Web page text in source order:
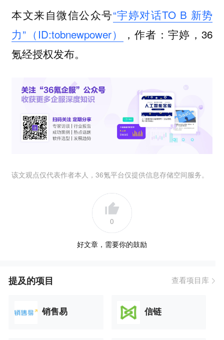
本文来自微信公众号“宇婷对话TO B 新势
力”（ID:tobnewpower）
，作者：宇婷，36
氪经授权发布。
该文观点仅代表作者本人，36氪平台仅提供信息存储空间服务。
0
好文章，需要你的鼓励
提及的项目 查看项目库
销售易 信链